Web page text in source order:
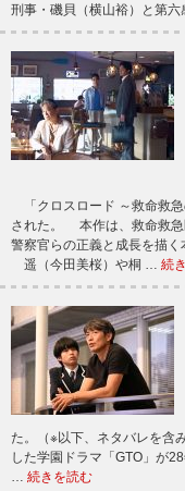
刑事・磯貝（横山裕）と第
「クロスロード ～救命救
された。 本作は、救命救急
警察官らの正義と成長を描く
遥（今田美桜）や桐 … 続
た。（※以下、ネタバレを
した学園ドラマ「GTO」が
続きを読む